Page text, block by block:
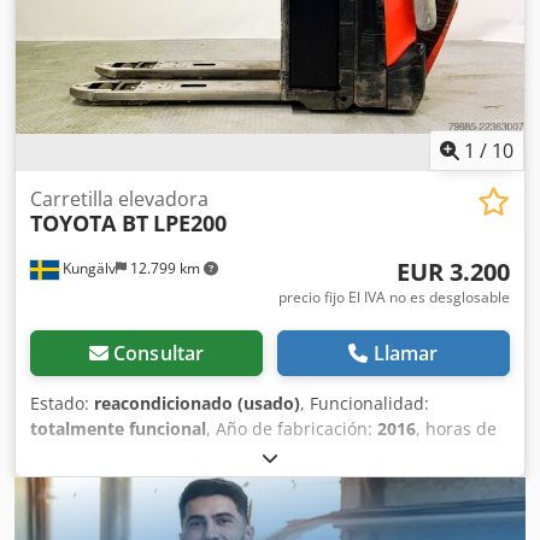
1 / 10
Kungälv 12.799 km
Carretilla elevadora
TOYOTA BT LPE200
EUR 3.200
precio fijo El IVA no es desglosable
Consultar Llamar
Estado: reacondicionado (usado), Funcionalidad:
totalmente funcional, Año de fabricación: 2016, horas de
, capacidad de carga:
altura de elevación:150 mm, tipo de combustible:
eléctrico
, fabricante de baterías: Exide , capacidad de la
, voltaje de la batería:24 V, longitud de la